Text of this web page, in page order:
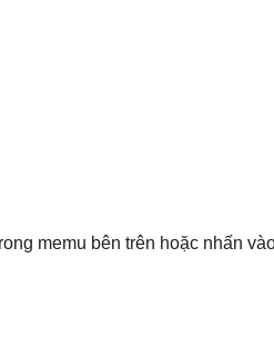
memu bên trên hoặc nhấn